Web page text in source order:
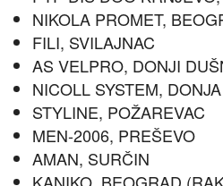
NIKOLA PROMET,
FILI, SVILAJNAC
AS VELPRO, DONJI
NICOLL SYSTEM,
STYLINE, POŽAREVAC
MEN-2006, PREŠEVO
AMAN, SURČIN